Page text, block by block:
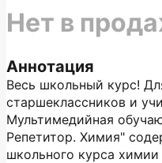
Аннотация
Весь школьный курс!
старшеклассников и
Мультимедийная
Репетитор. Химия"
школьного курса
Нет в